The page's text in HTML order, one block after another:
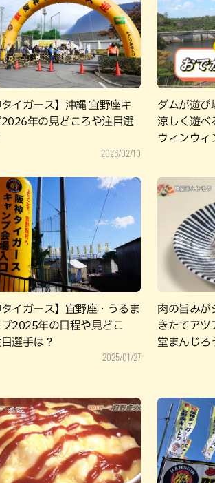
ハン
タイガース】沖縄 宜野座キ
2026年の見どころや注目選
2026/02/10
ダムが遊び
涼しく遊べ
ウィンウィ
タイガース】宜野座・うるま
2025年の日程や見どこ
選手は？
2025/01/27
肉の旨みが
きたてアツ
堂まんじろ